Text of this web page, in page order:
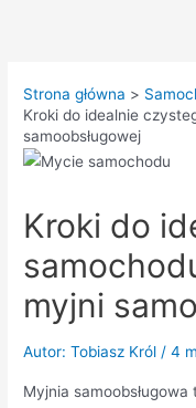
Strona główna
Kroki do idealnie
samoobsługowej
Kroki do
myjni
Autor: Tobiasz Król /4
Myjnia